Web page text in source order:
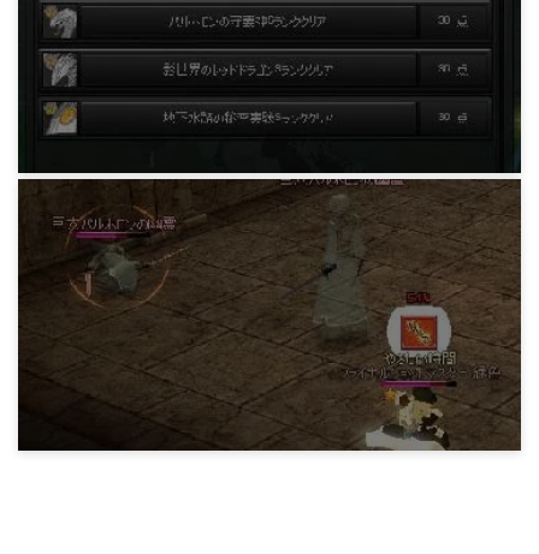
生贄エルフソロ
MABIBATTLE
秘密任務コンプリート
16 years ago